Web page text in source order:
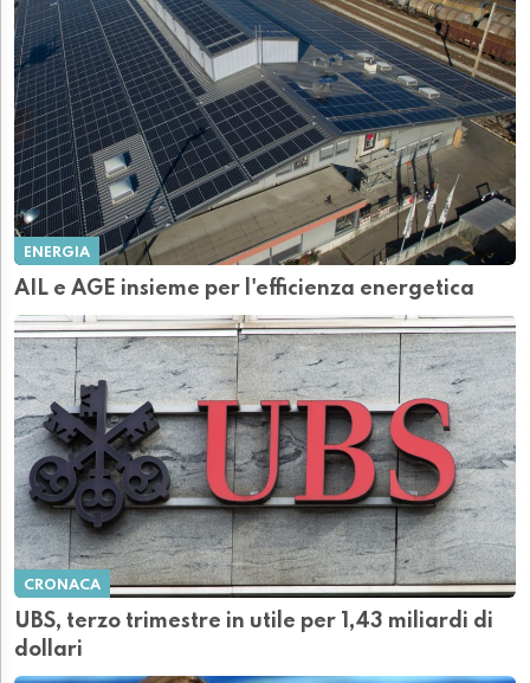
ENERGIA
AIL e AGE insieme per l'efficienza energetica
CRONACA
UBS, terzo trimestre in utile per 1,43 miliardi di
dollari